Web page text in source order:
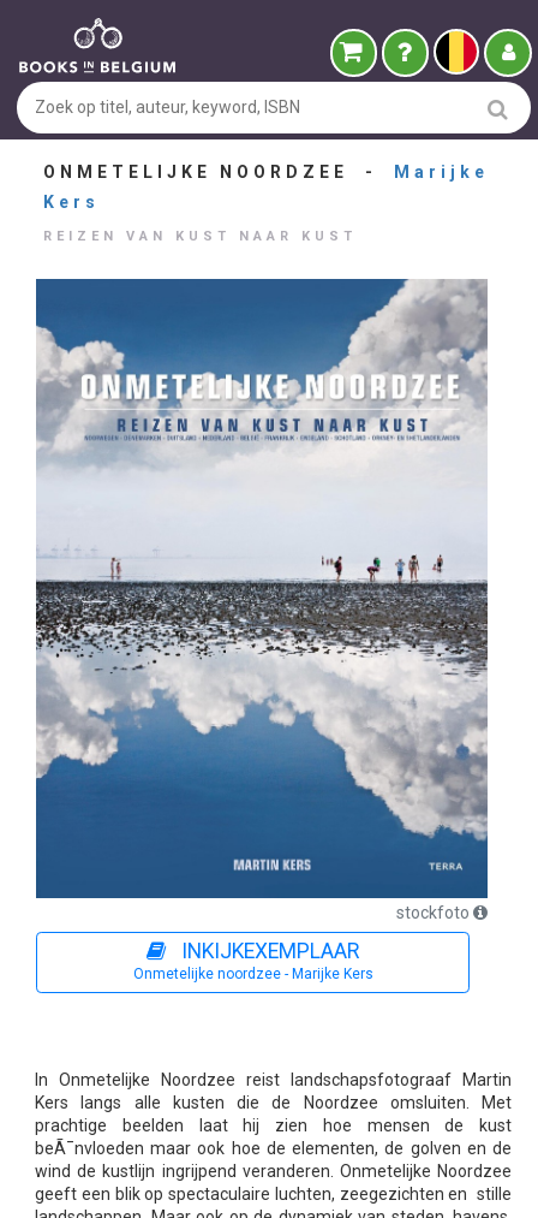
ONMETELIJKE NOORDZEE -
Marijke
Kers
REIZEN VAN KUST NAAR KUST
stockfoto
INKIJKEXEMPLAAR
Onmetelijke noordzee - Marijke Kers
In Onmetelijke Noordzee reist landschapsfotograaf Martin
Kers langs alle kusten die de Noordzee omsluiten. Met
prachtige beelden laat hij zien hoe mensen de kust
beÃ¯nvloeden maar ook hoe de elementen, de golven en de
wind de kustlijn ingrijpend veranderen. Onmetelijke Noordzee
geeft een blik op spectaculaire luchten, zeegezichten en stille